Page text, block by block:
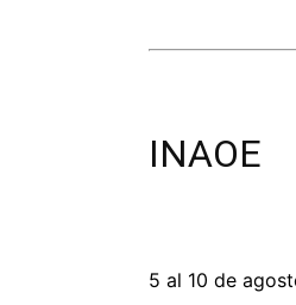
INAOE
5 al 10 de